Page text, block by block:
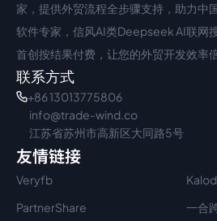
家，提供外贸流程全步骤支持，助力中
软件专家，信风AI类Deepseek AI联网
首创按结果付费，让您的外贸开发效率倍
联系方式
+86 13013775806
info@trade-wind.co
江苏省苏州市高新区大同路5号
友情链接
Veryfb
PartnerShare
一合